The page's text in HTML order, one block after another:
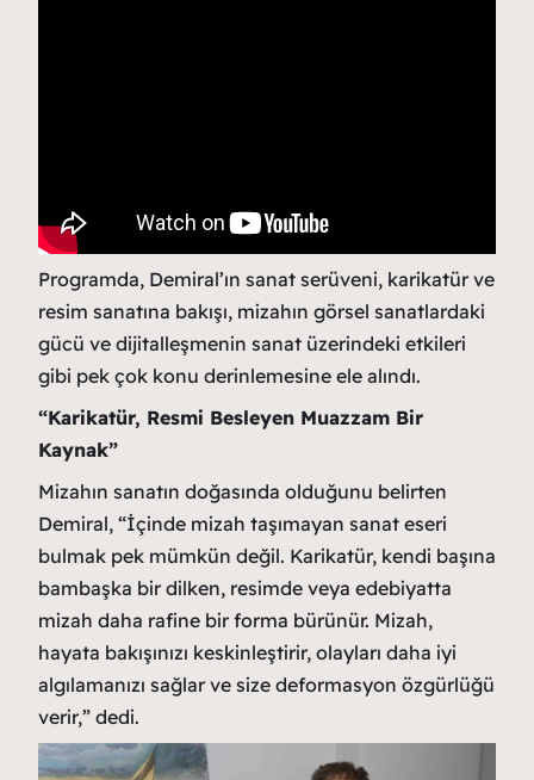
Programda, Demiral’ın sanat serüveni, karikatür ve
resim sanatına bakışı, mizahın görsel sanatlardaki
gücü ve dijitalleşmenin sanat üzerindeki etkileri
gibi pek çok konu derinlemesine ele alındı.
“Karikatür, Resmi Besleyen Muazzam Bir
Kaynak”
Mizahın sanatın doğasında olduğunu belirten
Demiral, “İçinde mizah taşımayan sanat eseri
bulmak pek mümkün değil. Karikatür, kendi başına
bambaşka bir dilken, resimde veya edebiyatta
mizah daha rafine bir forma bürünür. Mizah,
hayata bakışınızı keskinleştirir, olayları daha iyi
algılamanızı sağlar ve size deformasyon özgürlüğü
verir,” dedi.